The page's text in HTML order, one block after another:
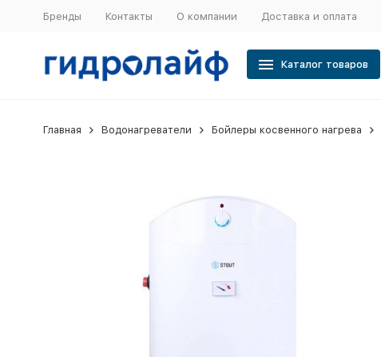
Бренды Контакты О компании Доставка и оплата
Каталог товаров
Главная Водонагреватели Бойлеры косвенного нагрева